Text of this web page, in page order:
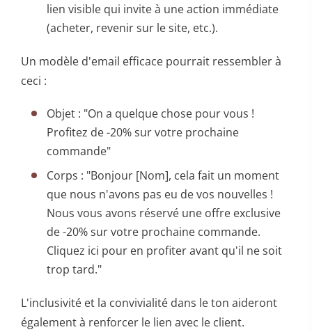
lien visible qui invite à une action immédiate
(acheter, revenir sur le site, etc.).
Un modèle d'email efficace pourrait ressembler à
ceci :
Objet : "On a quelque chose pour vous !
Profitez de -20% sur votre prochaine
commande"
Corps : "Bonjour [Nom], cela fait un moment
que nous n'avons pas eu de vos nouvelles !
Nous vous avons réservé une offre exclusive
de -20% sur votre prochaine commande.
Cliquez ici pour en profiter avant qu'il ne soit
trop tard."
L'inclusivité et la convivialité dans le ton aideront
également à renforcer le lien avec le client.